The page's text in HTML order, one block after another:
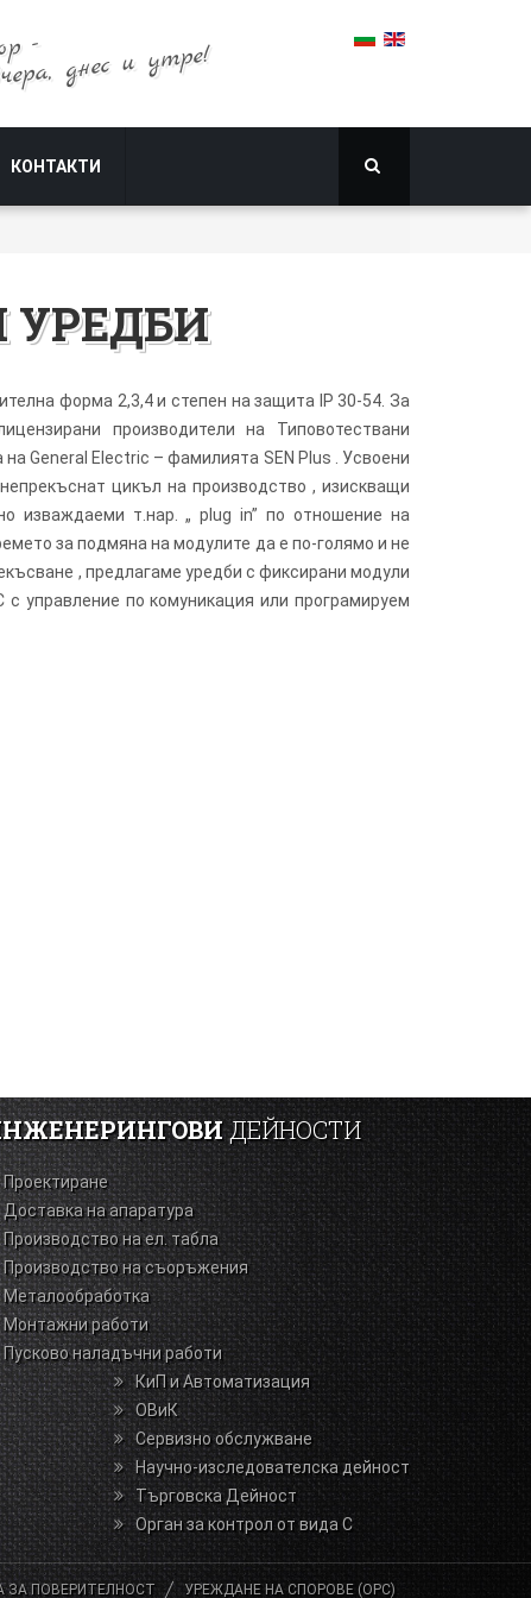
- днес и утре!
КОНТАКТИ
УРЕДБИ
форма 2,3,4 и степен на защита IP 30-54. За
производители на Типовотествани
General Electric – фамилията SEN Plus . Усвоени
цикъл на производство , изискващи
изваждаеми т.нар. „ plug in” по отношение на
за подмяна на модулите да е по-голямо и не
, предлагаме уредби с фиксирани модули
управление по комуникация или програмируем
ДЕЙНОСТИ
Проектиране
Доставка на апаратура
Производство на ел. табла
Производство на съоръжения
Металообработка
Монтажни работи
Пусково наладъчни работи
КиП и Автоматизация
ОВиК
Сервизно обслужване
Научно-изследователска дейност
Търговска Дейност
Орган за контрол от вида С
ЗА ПОВЕРИТЕЛНОСТ УРЕЖДАНЕ НА СПОРОВЕ (ОРС)